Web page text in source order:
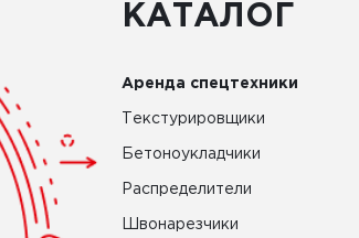
КАТАЛОГ
Аренда спецтехники
Текстурировщики
Бетоноукладчики
Распределители
Швонарезчики